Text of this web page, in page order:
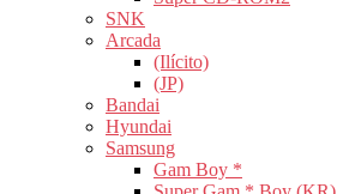
SNK
Arcada
(Ilícito)
(JP)
Bandai
Hyundai
Samsung
Gam Boy *